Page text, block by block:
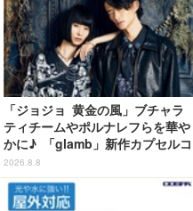
「ジョジョ 黄金の風」ブチャラ
ティチームやポルナレフらを華や
かに♪ 「glamb」新作カプセルコ
レクション登場
2026.8.8